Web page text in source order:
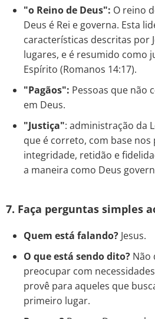
"o Reino de Deus": O reino
Deus é Rei e governa. Esta
características descritas por
lugares, e é resumido como
Espírito (Romanos 14:17).
"Pagãos": Pessoas que não
em Deus.
"Justiça": administração da
que é correto, com base
integridade, retidão e
a maneira como Deus
7. Faça perguntas simples
Quem está falando? Jesus.
O que está sendo dito? Não
preocupar com
provê para aqueles que
primeiro lugar.